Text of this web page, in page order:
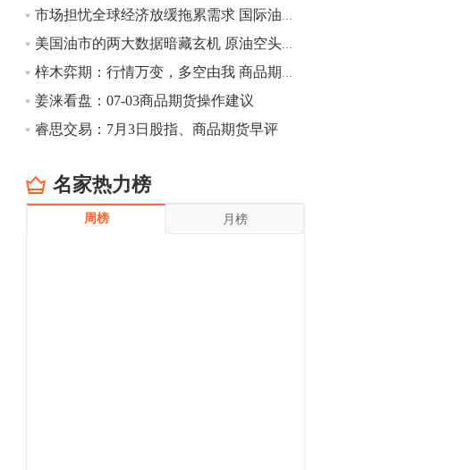
段性机会。自年初以来沪金上涨16.93%，
立涨势，白银将开启补涨，且涨幅超过黄
金，金银比有望高位回归。
13:55
豆二期货主力合约涨停，涨幅达3.98%，报
CBOT大豆期货市场上涨，11月期约收高
影响，夜盘连粕高位窄幅震荡，建议短线
操作为主。 ...
13:54
8月5日消息，内外盘贵金属强劲走升，沪
金主力合约涨停，涨幅3.99%，报334.00
市场担忧全球经济放缓拖累需求 国际油价大跌逾4%
美国油市的两大数据暗藏玄机 原油空头们可能要三思而后行了
梓木弈期：行情万变，多空由我 商品期货7月3日早评
姜涞看盘：07-03商品期货操作建议
睿思交易：7月3日股指、商品期货早评
名家热力榜
周榜 月榜